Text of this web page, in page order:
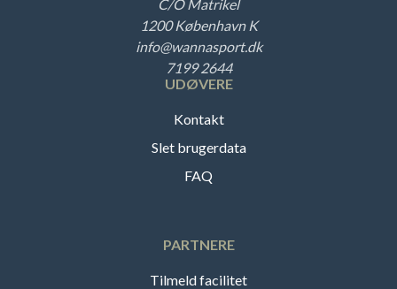
C/O Matrikel
1200 København K
info@wannasport.dk
7199 2644
UDØVERE
Kontakt
Slet brugerdata
FAQ
PARTNERE
Tilmeld facilitet